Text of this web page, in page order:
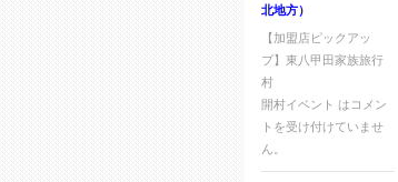
北地方）
【加盟店ピックアッ
プ】東八甲田家族旅行
村
開村イベント は コメン
トを受け付けていませ
ん。